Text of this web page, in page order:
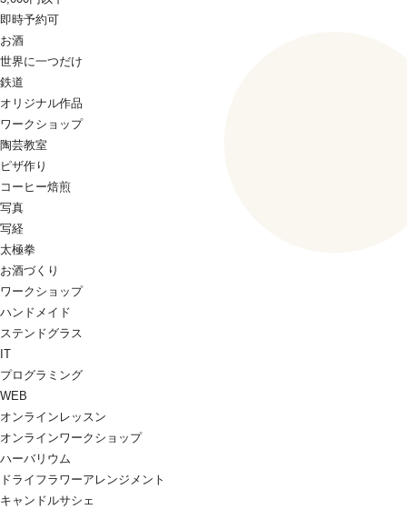
即時予約可
お酒
世界に一つだけ
鉄道
オリジナル作品
ワークショップ
陶芸教室
ピザ作り
コーヒー焙煎
写真
写経
太極拳
お酒づくり
ワークショップ
ハンドメイド
ステンドグラス
IT
プログラミング
WEB
オンラインレッスン
オンラインワークショップ
ハーバリウム
ドライフラワーアレンジメント
キャンドルサシェ